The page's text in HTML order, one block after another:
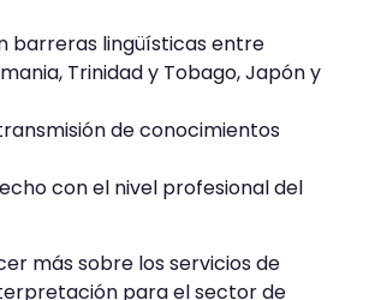
barreras lingüísticas entre
Trinidad y Tobago, Japón y
de conocimientos
con el nivel profesional del
más sobre los servicios de
para el sector de